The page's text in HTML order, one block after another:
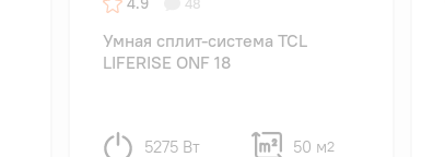
48
Умная сплит-система TCL
LIFERISE ONF 18
5275 Вт 50 м2